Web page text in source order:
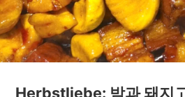
Herbstliebe: 밤과 돼지